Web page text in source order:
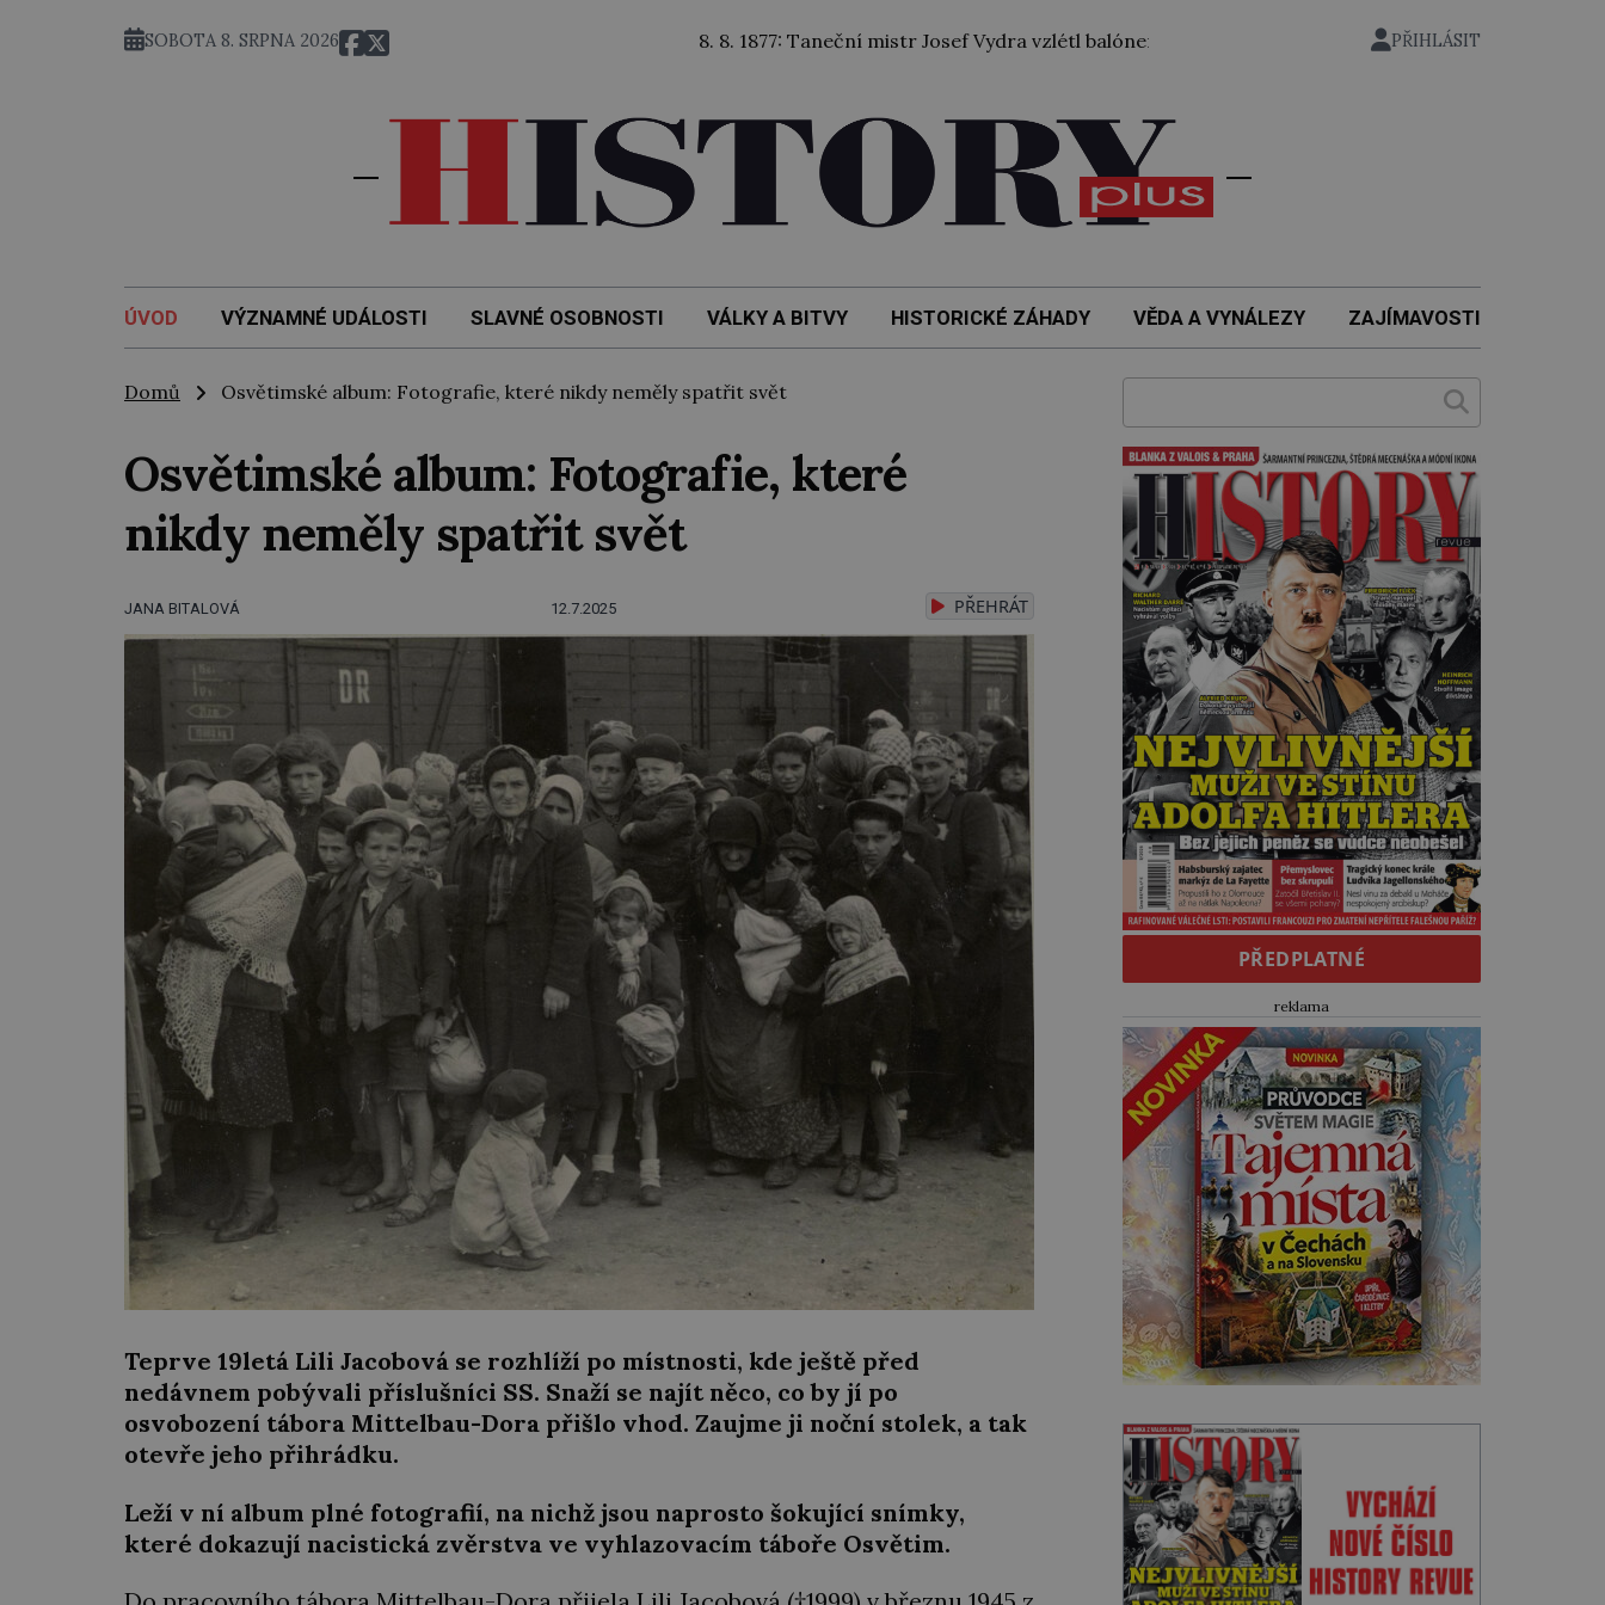
SOBOTA 8. SRPNA 2026 8. 8. 1877: Taneční mistr Josef Vydra vzlétl balónem ze zahrady nuselského pivovaru a stal se tak prvním
PŘIHLÁSIT
ÚVOD VÝZNAMNÉ UDÁLOSTI SLAVNÉ OSOBNOSTI VÁLKY A BITVY HISTORICKÉ ZÁHADY VĚDA A VYNÁLEZY ZAJÍMAVOSTI
Domů Osvětimské album: Fotografie, které nikdy neměly spatřit svět
Osvětimské album: Fotografie, které
nikdy neměly spatřit svět
JANA BITALOVÁ 12.7.2025 PŘEHRÁT
Teprve 19letá Lili Jacobová se rozhlíží po místnosti, kde ještě před
nedávnem pobývali příslušníci SS. Snaží se najít něco, co by jí po
osvobození tábora Mittelbau-Dora přišlo vhod. Zaujme ji noční stolek, a tak
otevře jeho přihrádku.
Leží v ní album plné fotografií, na nichž jsou naprosto šokující snímky,
které dokazují nacistická zvěrstva ve vyhlazovacím táboře Osvětim.
PŘEDPLATNÉ
reklama